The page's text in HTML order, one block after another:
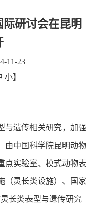
研讨会在昆明
11-23
小】
与遗传相关研究，加强
由中国科学院昆明动物
点实验室、模式动物表
（灵长类设施）、国家
长类表型与遗传研究